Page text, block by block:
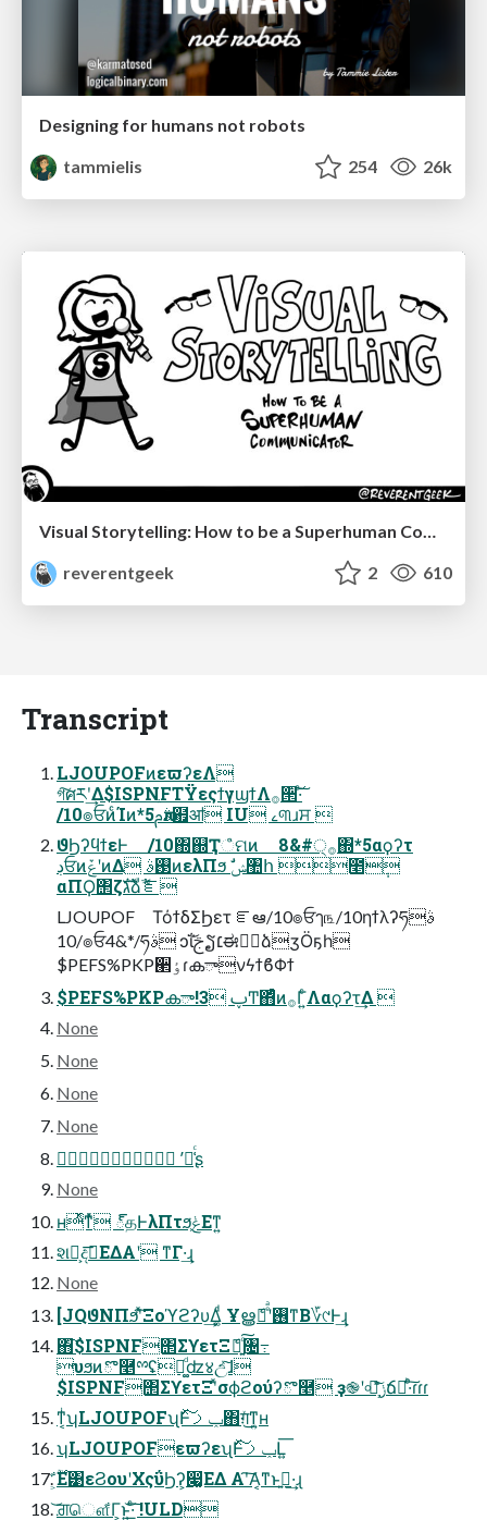
Designing for humans not robots
tammielis
254 26k
reverentgeek
2 610
Transcript
LJOUPOFͷεϖʔεΛ
গ͠ศརʹ͢Δ$ISPNFΤΫεςϯγϣϯΛ࡞੒͠·ͨ͠
/10๏ਓͷͨΊͷ*5ࢧԉࣄ຿ॴ IU ࡉ୩ɹਸ 
ϑϦʔϥϯεͰ /10΍஍Ҭஂମͷ 8&#੍࡞΍*5αϙʔτ
ڊਓͷݞʹͷΔ ࢓ࣄͷελΠϧ ࣗݾ঺հ ೥݄
αΠϘ΢ζגࣜձࣾެೝ
LJOUPOF ΤόϯδΣϦετ ೝఆ/10๏ਓๅ௩/10ηϯλʔཧࣄ
/10๏ਓ4&*/ཧࣄ ͻΐ͏͝ࢢຽ׆ಈڠٞձӡӦҕһ
$PEFS%PKP੢ٶɾകాνϟϯϐΦϯ
$PEFS%PKPകా!3 ࢠͲ΋ͨͪͷ࡞Γ͍ͨΛαϙʔτ͢Δ 
None
None
None
None
 ʹ૿͑ͨʂ
None
ʜͬͯͳͬͯ ్தͰλΠτϧ͕ݟΕͳ͍
શจ͕දࣔ͞ΕΔΑ͏ʹ ͳΓ·͢ɻ
None
[JQϑΝΠϧʹͯ͠Ξοϓϩʔυ͢Δ͚ͩ Ұൠެ։ͤͣʹ࢖͏ͳΒ؆୯Ͱ͢ɻ
΋͠$ISPNF΢ΣϒετΞެ։͍ͨ͠৔߹
υϧͷొ࿥ྉʢճ͚ͩʣ४උͯ͠ɺ
$ISPNF΢ΣϒετΞʹͯσϕϩούʔొ࿥ ҙ֎ʹ৹͕ࠪݫͯ̎͘͠ճམͪ·ͨ͠ɾɾɾ
ͳ͔ͥʮLJOUPOFʯͰݕࡧͯ͠΋ग़ͯ͜ͳ͍ʜ
ʮLJOUPOFεϖʔεʯͰݕࡧͯ͠Լ͍͞
͕࣌ؒ͋Ε͹εϨουʹΧςΰϦʔ͕෇͚ΕΔ Α͏ʹ͠Α͏͔ͳͱࢥ͍·͢ɻ
͝ਗ਼ௌ͋Γ͕ͱ͏͍͟͝·ͨ͠ !ULD